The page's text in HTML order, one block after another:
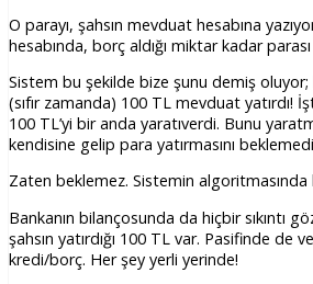
O parayı, şahsın mevduat hesabına
hesabında, borç aldığı miktar kadar
Sistem bu şekilde bize şunu demiş oluyor;
(sıfır zamanda) 100 TL mevduat yatırdı!
100 TL’yi bir anda yaratıverdi. Bunu
kendisine gelip para yatırmasını
Zaten beklemez. Sistemin
Bankanın bilançosunda da hiçbir sıkıntı
şahsın yatırdığı 100 TL var. Pasifinde de
kredi/borç. Her şey yerli yerinde!